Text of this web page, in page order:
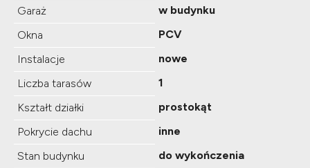
Garaż
w budynku
Okna
PCV
Instalacje
nowe
Liczba tarasów
1
Kształt działki
prostokąt
Pokrycie dachu
inne
Stan budynku
do wykończenia